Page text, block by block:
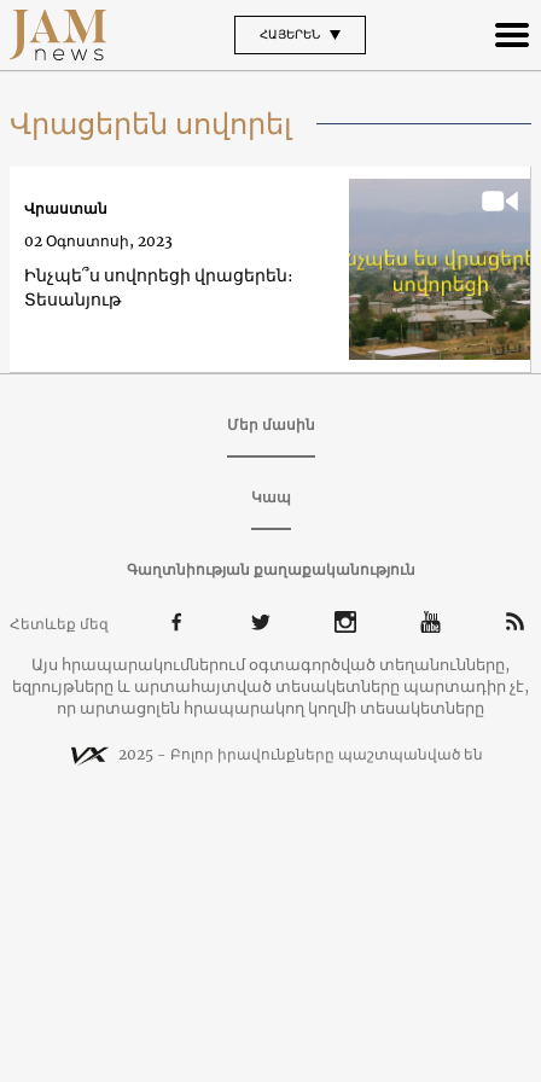
ՀԱՅԵՐԵՆ
Վրացերեն սովորել
Ինչպե՞ս սովորեցի վրացերեն։
Տեսանյութ
Վրաստան
02 Օգոստոսի, 2023
Մեր մասին
Կապ
Գաղտնիության քաղաքականություն
Հետևեք մեզ
Այս հրապարակումներում օգտագործված տեղանունները,
եզրույթները և արտահայտված տեսակետները պարտադիր չէ,
որ արտացոլեն հրապարակող կողմի տեսակետները
2025 - Բոլոր իրավունքները պաշտպանված են